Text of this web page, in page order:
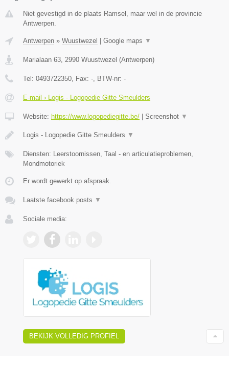
Niet gevestigd in de plaats Ramsel, maar wel in de provincie
Antwerpen.
Antwerpen » Wuustwezel Google maps ▼
Marialaan 63, 2990 Wuustwezel (Antwerpen)
Tel: 0493722350, Fax: -, BTW-nr: -
E-mail › Logis - Logopedie Gitte Smeulders
Website: https://www.logopediegitte.be/ Screenshot ▼
Logis - Logopedie Gitte Smeulders ▼
Diensten: Leerstoornissen, Taal - en articulatieproblemen,
Mondmotoriek
Er wordt gewerkt op afspraak.
Laatste facebook posts ▼
Sociale media:
BEKIJK VOLLEDIG PROFIEL